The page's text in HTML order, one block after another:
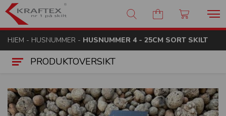
Kraftex - nr 1 på skilt
HJEM - HUSNUMMER - HUSNUMMER 4 - 25CM SORT SKILT
PRODUKTOVERSIKT